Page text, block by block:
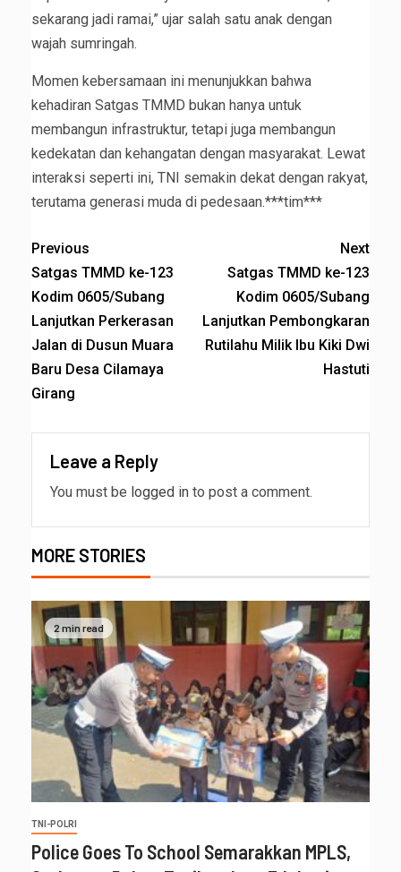
sekarang jadi ramai,” ujar salah satu anak dengan
wajah sumringah.
Momen kebersamaan ini menunjukkan bahwa
kehadiran Satgas TMMD bukan hanya untuk
membangun infrastruktur, tetapi juga membangun
kedekatan dan kehangatan dengan masyarakat. Lewat
interaksi seperti ini, TNI semakin dekat dengan rakyat,
terutama generasi muda di pedesaan.***tim***
Previous
Satgas TMMD ke-123
Kodim 0605/Subang
Lanjutkan Perkerasan
Jalan di Dusun Muara
Baru Desa Cilamaya
Girang
Next
Satgas TMMD ke-123
Kodim 0605/Subang
Lanjutkan Pembongkaran
Rutilahu Milik Ibu Kiki Dwi
Hastuti
Leave a Reply
You must be logged in to post a comment.
MORE STORIES
2 min read
TNI-POLRI
Police Goes To School Semarakkan MPLS,